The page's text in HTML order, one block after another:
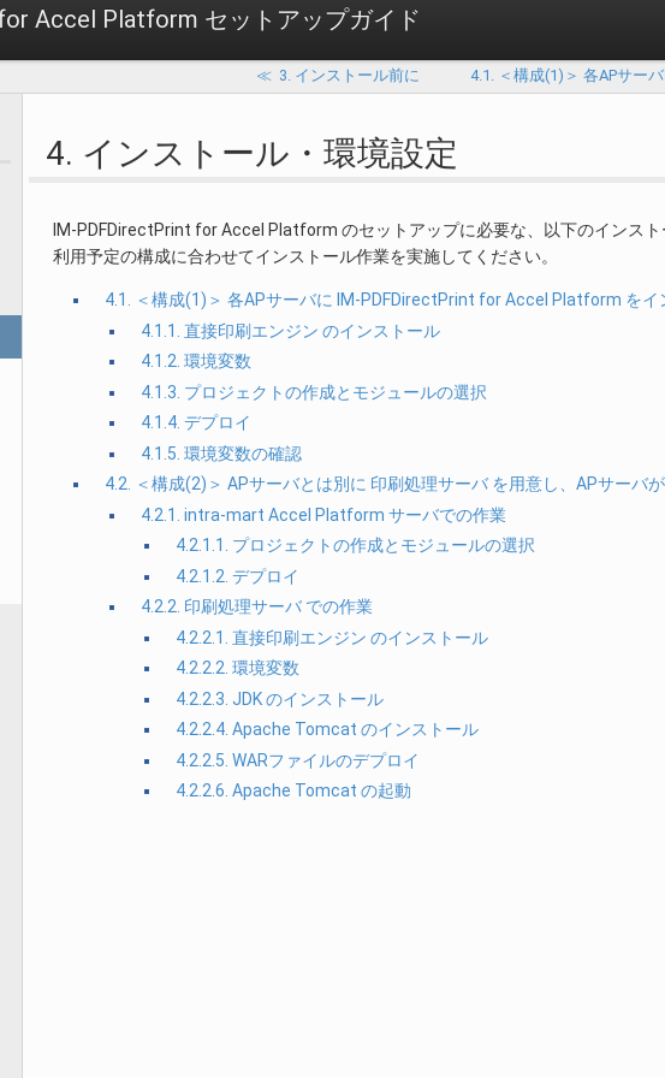
Accel Platform セットアップガイド
≪ 3. インストール前に 4.1. ＜構成(1)＞ 各APサー
4. インストール・環境設定
IM-PDFDirectPrint for Accel Platform のセットアップに必要な、以下のインスト
利用予定の構成に合わせてインストール作業を実施してください。
4.1. ＜構成(1)＞ 各APサーバに IM-PDFDirectPrint for Accel Platform をイ
4.1.1. 直接印刷エンジン のインストール
4.1.2. 環境変数
4.1.3. プロジェクトの作成とモジュールの選択
4.1.4. デプロイ
4.1.5. 環境変数の確認
4.2. ＜構成(2)＞ APサーバとは別に 印刷処理サーバ を用意し、APサーバ
4.2.1. intra-mart Accel Platform サーバでの作業
4.2.1.1. プロジェクトの作成とモジュールの選択
4.2.1.2. デプロイ
4.2.2. 印刷処理サーバ での作業
4.2.2.1. 直接印刷エンジン のインストール
4.2.2.2. 環境変数
4.2.2.3. JDK のインストール
4.2.2.4. Apache Tomcat のインストール
4.2.2.5. WARファイルのデプロイ
4.2.2.6. Apache Tomcat の起動